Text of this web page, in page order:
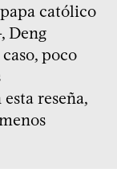
católico
Deng
poco
reseña,